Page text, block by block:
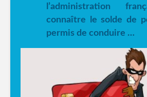
l’administration
connaître le solde de
permis de conduire …